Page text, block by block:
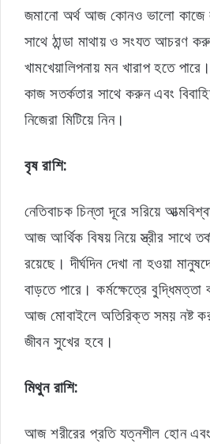
জমানো অর্থ আজ কোনও ভালো কাজে
সাথে ঠান্ডা মাথায় ও সংযত আচরণ
খামখেয়ালিপনায় মন খারাপ হতে
কাজ সতর্কতার সাথে করুন এবং
নিজেরা মিটিয়ে নিন।
বৃষ রাশি:
নেতিবাচক চিন্তা দূরে সরিয়ে
আজ আর্থিক বিষয় নিয়ে স্ত্রীর সাথে
রয়েছে। দীর্ঘদিন দেখা না হওয়া
বাড়তে পারে। কর্মক্ষেত্রে বুদ্ধিমত্তা
আজ মোবাইলে অতিরিক্ত সময় নষ্ট
জীবন সুখের হবে।
মিথুন রাশি:
আজ শরীরের প্রতি যত্নশীল হোন